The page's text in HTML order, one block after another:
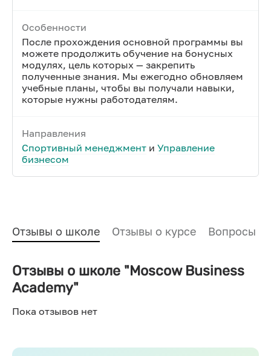
Особенности
После прохождения основной программы вы
можете продолжить обучение на бонусных
модулях, цель которых — закрепить
полученные знания. Мы ежегодно обновляем
учебные планы, чтобы вы получали навыки,
которые нужны работодателям.
Направления
Спортивный менеджмент и Управление
бизнесом
Отзывы о школе Отзывы о курсе Вопросы и
Отзывы о школе "Moscow Business
Academy"
Пока отзывов нет